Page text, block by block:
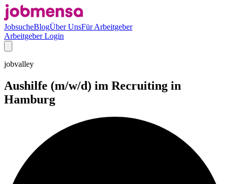
JobsucheBlogÜber UnsFür Arbeitgeber
Arbeitgeber Login
jobvalley
Aushilfe (m/w/d) im Recruiting in
Hamburg